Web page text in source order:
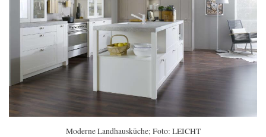
Moderne Landhausküche; Foto: LEICHT